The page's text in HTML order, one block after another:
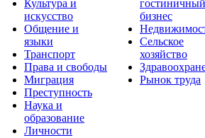
Культура и
искусство
Общение и
языки
Транспорт
Права и свободы
Миграция
Преступность
Наука и
образование
Личности
гостиничный
бизнес
Сельское
хозяйство
Рынок труда